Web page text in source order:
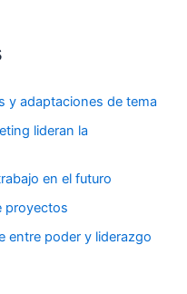
y adaptaciones de tema
lideran la
en el futuro
proyectos
entre poder y liderazgo